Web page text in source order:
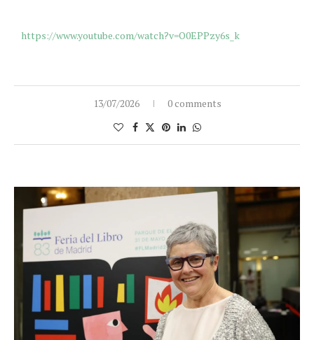
https://www.youtube.com/watch?v=O0EPPzy6s_k
13/07/2026 0 comments